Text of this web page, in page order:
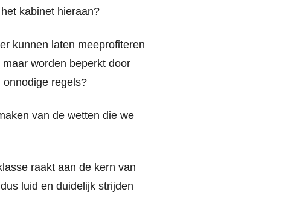
kabinet hieraan?
kunnen laten meeprofiteren
worden beperkt door
regels?
van de wetten die we
raakt aan de kern van
luid en duidelijk strijden